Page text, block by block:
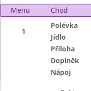
Menu
Chod
1
Polévka
Jídlo
Příloha
Doplněk
Nápoj